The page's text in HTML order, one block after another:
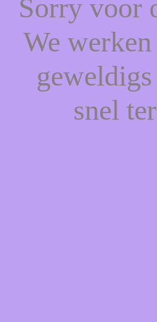
Sorry voor
We werken
snel